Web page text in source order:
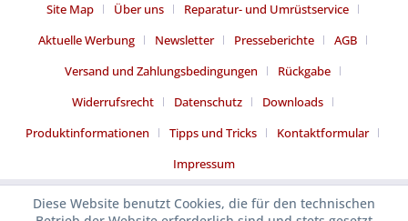
Site Map Über uns
Reparatur- und Umrüstservice
Aktuelle Werbung
Newsletter Presseberichte
AGB
Versand und Zahlungsbedingungen
Rückgabe
Widerrufsrecht
Datenschutz
Downloads
Produktinformationen
Tipps und Tricks
Kontaktformular
Impressum
Diese Website benutzt Cookies, die für den technischen